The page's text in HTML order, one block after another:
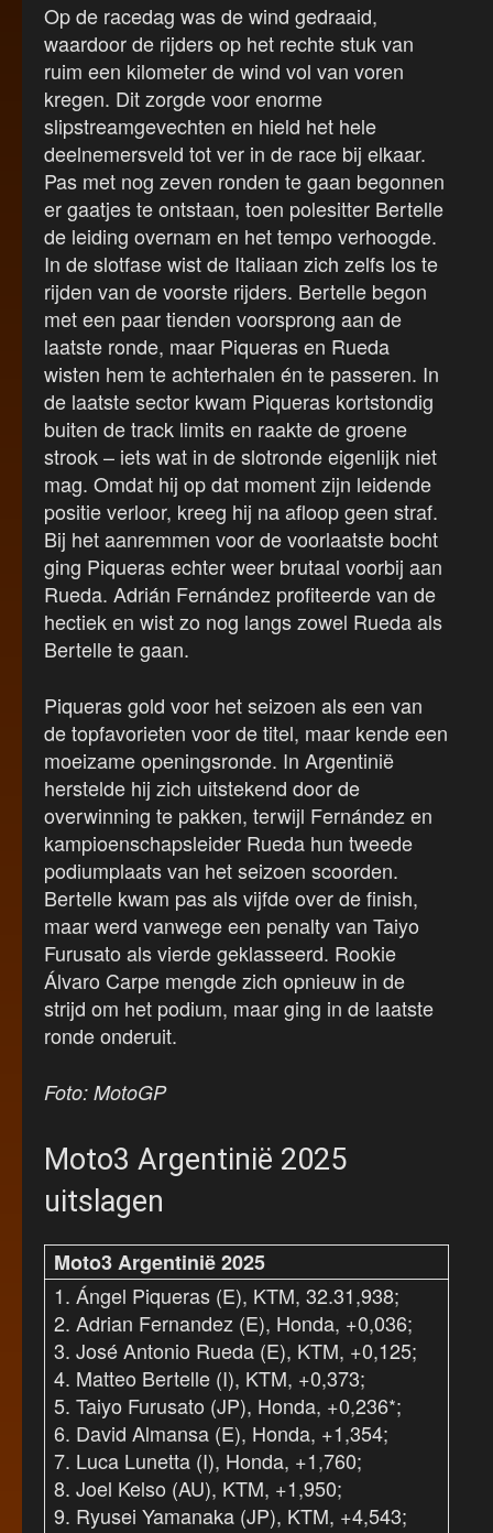
Op de racedag was de wind gedraaid,
waardoor de rijders op het rechte stuk van
ruim een kilometer de wind vol van voren
kregen. Dit zorgde voor enorme
slipstreamgevechten en hield het hele
deelnemersveld tot ver in de race bij elkaar.
Pas met nog zeven ronden te gaan begonnen
er gaatjes te ontstaan, toen polesitter Bertelle
de leiding overnam en het tempo verhoogde.
In de slotfase wist de Italiaan zich zelfs los te
rijden van de voorste rijders. Bertelle begon
met een paar tienden voorsprong aan de
laatste ronde, maar Piqueras en Rueda
wisten hem te achterhalen én te passeren. In
de laatste sector kwam Piqueras kortstondig
buiten de track limits en raakte de groene
strook – iets wat in de slotronde eigenlijk niet
mag. Omdat hij op dat moment zijn leidende
positie verloor, kreeg hij na afloop geen straf.
Bij het aanremmen voor de voorlaatste bocht
ging Piqueras echter weer brutaal voorbij aan
Rueda. Adrián Fernández profiteerde van de
hectiek en wist zo nog langs zowel Rueda als
Bertelle te gaan.
Piqueras gold voor het seizoen als een van
de topfavorieten voor de titel, maar kende een
moeizame openingsronde. In Argentinië
herstelde hij zich uitstekend door de
overwinning te pakken, terwijl Fernández en
kampioenschapsleider Rueda hun tweede
podiumplaats van het seizoen scoorden.
Bertelle kwam pas als vijfde over de finish,
maar werd vanwege een penalty van Taiyo
Furusato als vierde geklasseerd. Rookie
Álvaro Carpe mengde zich opnieuw in de
strijd om het podium, maar ging in de laatste
ronde onderuit.
Foto: MotoGP
Moto3 Argentinië 2025
uitslagen
Moto3 Argentinië 2025
1. Ángel Piqueras (E), KTM, 32.31,938;
2. Adrian Fernandez (E), Honda, +0,036;
3. José Antonio Rueda (E), KTM, +0,125;
4. Matteo Bertelle (I), KTM, +0,373;
5. Taiyo Furusato (JP), Honda, +0,236*;
6. David Almansa (E), Honda, +1,354;
7. Luca Lunetta (I), Honda, +1,760;
8. Joel Kelso (AU), KTM, +1,950;
9. Ryusei Yamanaka (JP), KTM, +4,543;